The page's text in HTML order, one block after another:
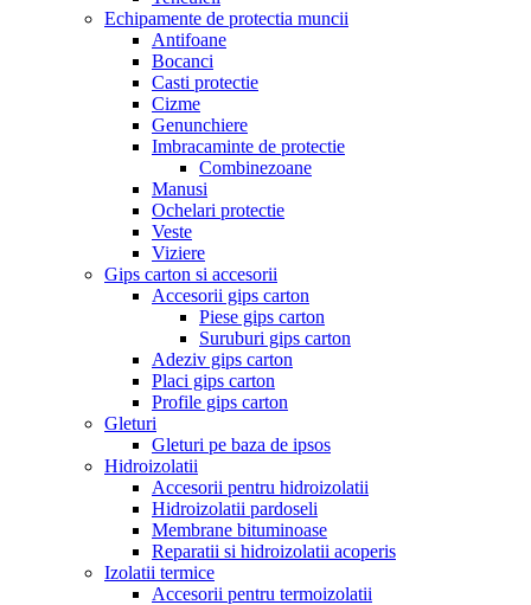
Echipamente de protectia muncii
Antifoane
Bocanci
Casti protectie
Cizme
Genunchiere
Imbracaminte de protectie
Combinezoane
Manusi
Ochelari protectie
Veste
Viziere
Gips carton si accesorii
Accesorii gips carton
Piese gips carton
Suruburi gips carton
Adeziv gips carton
Placi gips carton
Profile gips carton
Gleturi
Gleturi pe baza de ipsos
Hidroizolatii
Accesorii pentru hidroizolatii
Hidroizolatii pardoseli
Membrane bituminoase
Reparatii si hidroizolatii acoperis
Izolatii termice
Accesorii pentru termoizolatii